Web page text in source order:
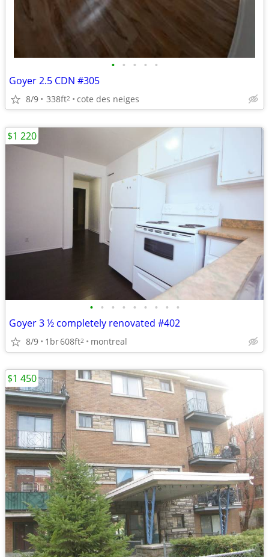
• • • • •
Goyer 2.5­ CDN #305
8/9 338ft2 cote des neiges
• • • • • • • • •
Goyer 3 ½ completely renovated #402
8/9 1br608ft2 montreal
$1 220
$1 450